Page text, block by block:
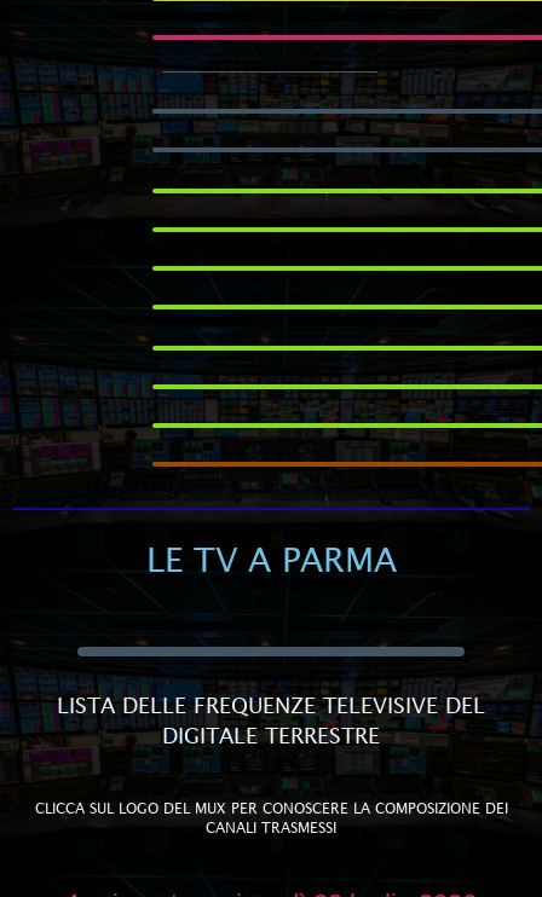
LE TV A PARMA
LISTA DELLE FREQUENZE TELEVISIVE DEL
DIGITALE TERRESTRE
CLICCA SUL LOGO DEL MUX PER CONOSCERE LA COMPOSIZIONE DEI
CANALI TRASMESSI